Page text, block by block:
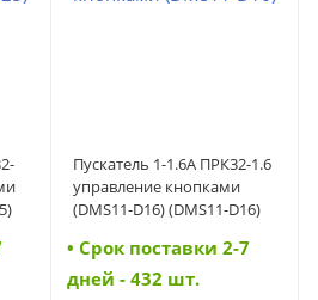
Пускатель 1-1.6А ПРК32-1.6
управление кнопками
(DMS11-D16) (DMS11-D16)
• Cрок поставки 2-7
дней - 432 шт.